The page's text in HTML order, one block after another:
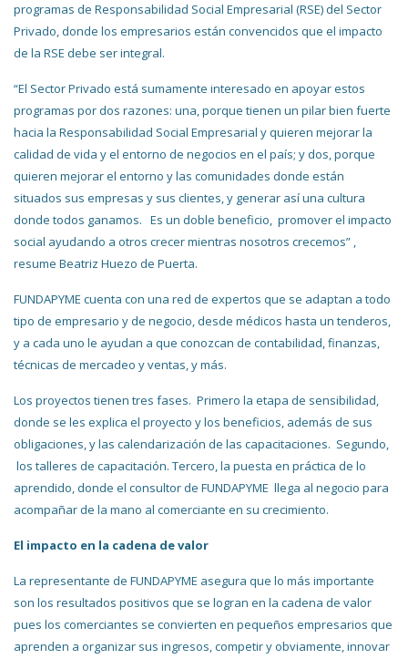
programas de Responsabilidad Social Empresarial (RSE) del Sector
Privado, donde los empresarios están convencidos que el impacto
de la RSE debe ser integral.
“El Sector Privado está sumamente interesado en apoyar estos
programas por dos razones: una, porque tienen un pilar bien fuerte
hacia la Responsabilidad Social Empresarial y quieren mejorar la
calidad de vida y el entorno de negocios en el país; y dos, porque
quieren mejorar el entorno y las comunidades donde están
situados sus empresas y sus clientes, y generar así una cultura
donde todos ganamos. Es un doble beneficio, promover el impacto
social ayudando a otros crecer mientras nosotros crecemos” ,
resume Beatriz Huezo de Puerta.
FUNDAPYME cuenta con una red de expertos que se adaptan a todo
tipo de empresario y de negocio, desde médicos hasta un tenderos,
y a cada uno le ayudan a que conozcan de contabilidad, finanzas,
técnicas de mercadeo y ventas, y más.
Los proyectos tienen tres fases. Primero la etapa de sensibilidad,
donde se les explica el proyecto y los beneficios, además de sus
obligaciones, y las calendarización de las capacitaciones. Segundo,
los talleres de capacitación. Tercero, la puesta en práctica de lo
aprendido, donde el consultor de FUNDAPYME llega al negocio para
acompañar de la mano al comerciante en su crecimiento.
El impacto en la cadena de valor
La representante de FUNDAPYME asegura que lo más importante
son los resultados positivos que se logran en la cadena de valor
pues los comerciantes se convierten en pequeños empresarios que
aprenden a organizar sus ingresos, competir y obviamente, innovar